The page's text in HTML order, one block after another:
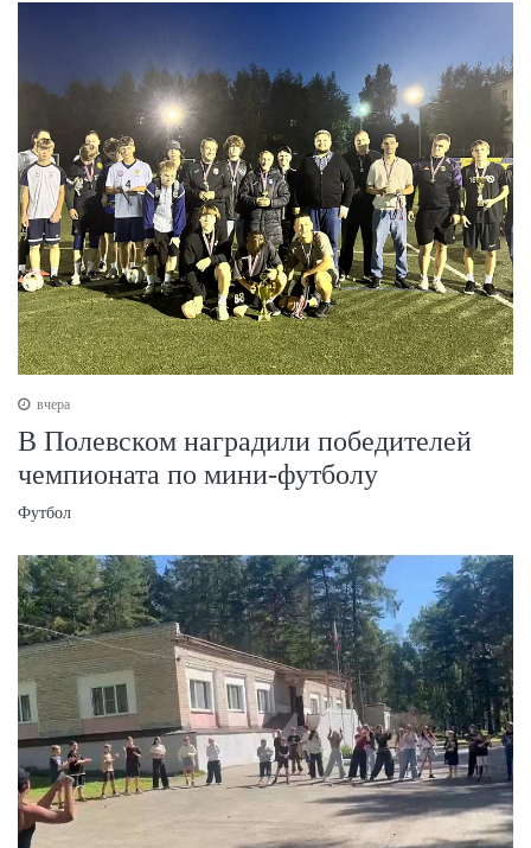
вчера
В Полевском наградили победителей
чемпионата по мини-футболу
Футбол